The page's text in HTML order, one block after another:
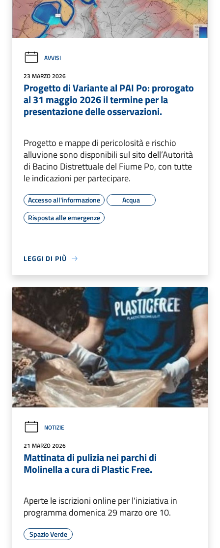
AVVISI
23 MARZO 2026
Progetto di Variante al PAI Po: prorogato
al 31 maggio 2026 il termine per la
presentazione delle osservazioni.
Progetto e mappe di pericolosità e rischio
alluvione sono disponibili sul sito dell’Autorità
di Bacino Distrettuale del Fiume Po, con tutte
le indicazioni per partecipare.
Accesso all'informazione
Acqua
Risposta alle emergenze
LEGGI DI PIÙ
NOTIZIE
21 MARZO 2026
Mattinata di pulizia nei parchi di
Molinella a cura di Plastic Free.
Aperte le iscrizioni online per l'iniziativa in
programma domenica 29 marzo ore 10.
Spazio Verde